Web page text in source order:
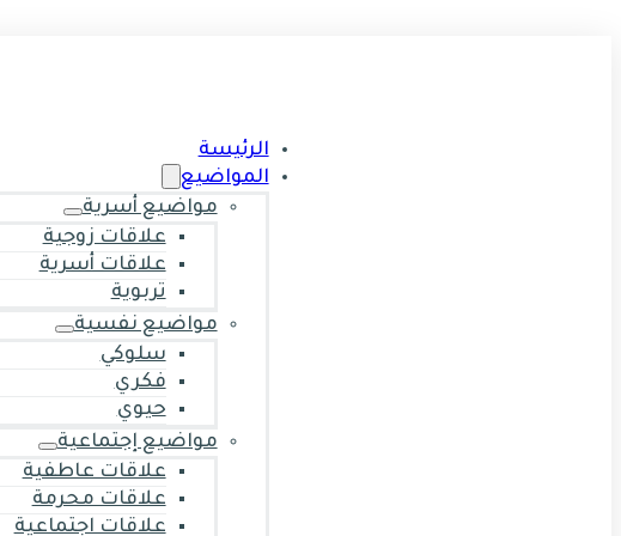
الرئيسة
المواضيع
مواضيع أسرية
علاقات زوجية
علاقات أسرية
تربوية
مواضيع نفسية
سلوكي
فكري
حيوي
مواضيع إجتماعية
علاقات عاطفية
علاقات محرمة
علاقات اجتماعية